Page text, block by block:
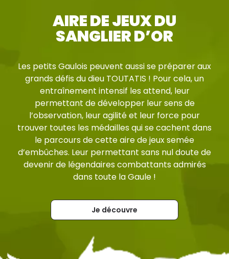
AIRE DE JEUX DU
SANGLIER D’OR
Les petits Gaulois peuvent aussi se préparer aux
grands défis du dieu TOUTATIS ! Pour cela, un
entraînement intensif les attend, leur
permettant de développer leur sens de
l’observation, leur agilité et leur force pour
trouver toutes les médailles qui se cachent dans
le parcours de cette aire de jeux semée
d’embûches. Leur permettant sans nul doute de
devenir de légendaires combattants admirés
dans toute la Gaule !
Je découvre